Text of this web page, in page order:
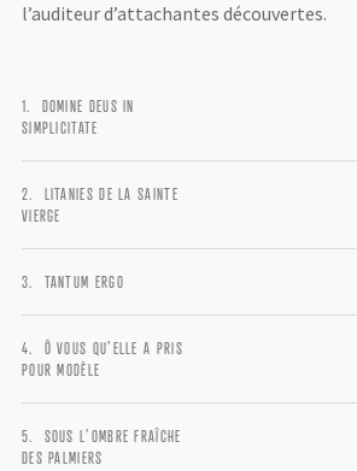
l’auditeur d’attachantes découvertes.
DOMINE DEUS IN
SIMPLICITATE
LITANIES DE LA SAINTE
VIERGE
TANTUM ERGO
Ô VOUS QU’ELLE A PRIS
POUR MODÈLE
SOUS L’OMBRE FRAÎCHE
DES PALMIERS